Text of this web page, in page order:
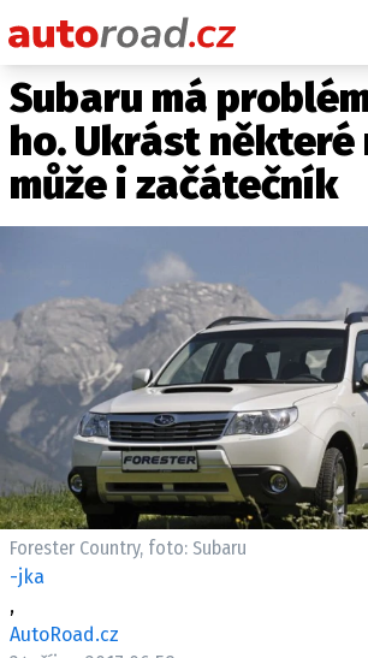
AUTA
TESTY AUT
NOVINKY
HISTORIE
ZAJÍMAVOSTI
TECHNIKA
EKONOMIKA
ČESKÝ TRH
TUNING
PROFI
ELEKTRO
Subaru má
ho. Ukrást některé
může i začátečník
Forester Country, foto: Subaru
-jka
,
AutoRoad.cz